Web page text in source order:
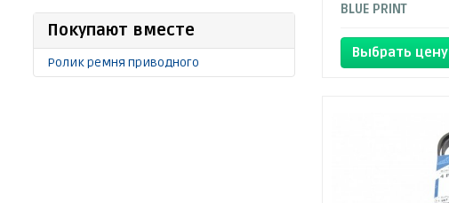
Покупают вместе
Ролик ремня приводного
BLUE PRINT
Выбрать цену